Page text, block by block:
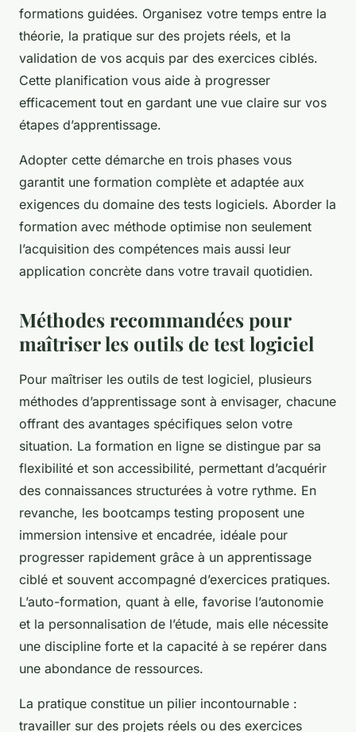
formations guidées. Organisez votre temps entre la
théorie, la pratique sur des projets réels, et la
validation de vos acquis par des exercices ciblés.
Cette planification vous aide à progresser
efficacement tout en gardant une vue claire sur vos
étapes d’apprentissage.
Adopter cette démarche en trois phases vous
garantit une formation complète et adaptée aux
exigences du domaine des tests logiciels. Aborder la
formation avec méthode optimise non seulement
l’acquisition des compétences mais aussi leur
application concrète dans votre travail quotidien.
Méthodes recommandées pour
maîtriser les outils de test logiciel
Pour maîtriser les outils de test logiciel, plusieurs
méthodes d’apprentissage sont à envisager, chacune
offrant des avantages spécifiques selon votre
situation. La formation en ligne se distingue par sa
flexibilité et son accessibilité, permettant d’acquérir
des connaissances structurées à votre rythme. En
revanche, les bootcamps testing proposent une
immersion intensive et encadrée, idéale pour
progresser rapidement grâce à un apprentissage
ciblé et souvent accompagné d’exercices pratiques.
L’auto-formation, quant à elle, favorise l’autonomie
et la personnalisation de l’étude, mais elle nécessite
une discipline forte et la capacité à se repérer dans
une abondance de ressources.
La pratique constitue un pilier incontournable :
travailler sur des projets réels ou des exercices